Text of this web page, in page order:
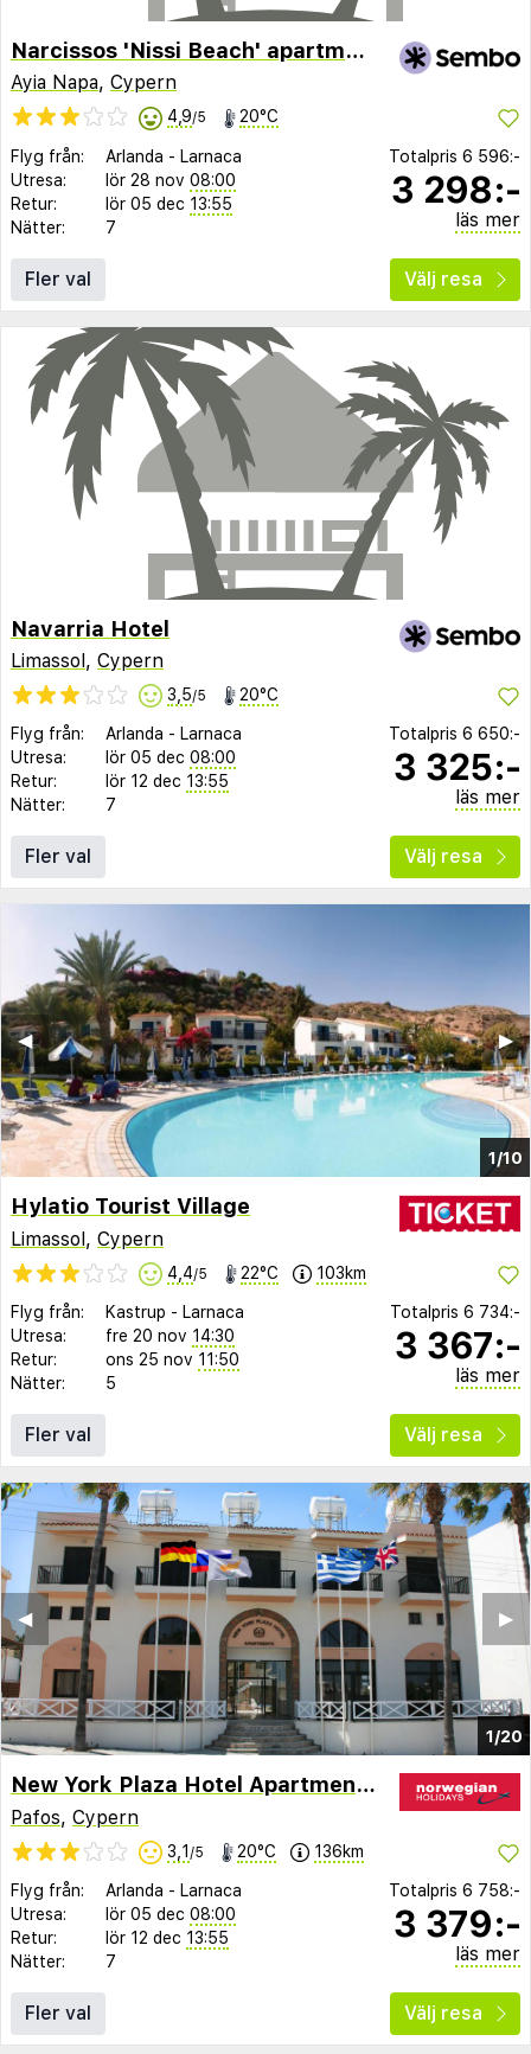
Narcissos 'Nissi Beach' apartment C3
Ayia Napa, Cypern
4,9/5 20°C
Flyg från: Arlanda - Larnaca
Utresa:
lör 28 nov 08:00
Retur:
lör 05 dec 13:55
Nätter:
7
Totalpris 6 596:-
3 298:-
läs mer
Fler val Välj resa
Navarria Hotel
Limassol, Cypern
3,5/5 20°C
Flyg från: Arlanda - Larnaca
Utresa:
lör 05 dec 08:00
Retur:
lör 12 dec 13:55
Nätter:
7
Totalpris 6 650:-
3 325:-
läs mer
Fler val Välj resa
1/10
▶︎
◀︎
Hylatio Tourist Village
Limassol, Cypern
4,4/5 22°C 103km
Flyg från: Kastrup - Larnaca
Utresa:
fre 20 nov 14:30
Retur:
ons 25 nov 11:50
Nätter:
5
Totalpris 6 734:-
3 367:-
läs mer
Fler val Välj resa
1/20
▶︎
◀︎
New York Plaza Hotel Apartments
Pafos, Cypern
3,1 /5 20°C 136km
Flyg från: Arlanda - Larnaca
Utresa:
lör 05 dec 08:00
Retur:
lör 12 dec 13:55
Nätter:
7
Totalpris 6 758:-
3 379:-
läs mer
Fler val Välj resa